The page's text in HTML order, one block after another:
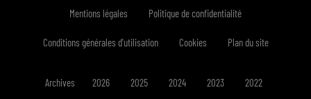
Mentions légales Politique de confidentialité
Conditions générales d'utilisation Cookies Plan du site
Archives 2026 2025 2024 2023 2022